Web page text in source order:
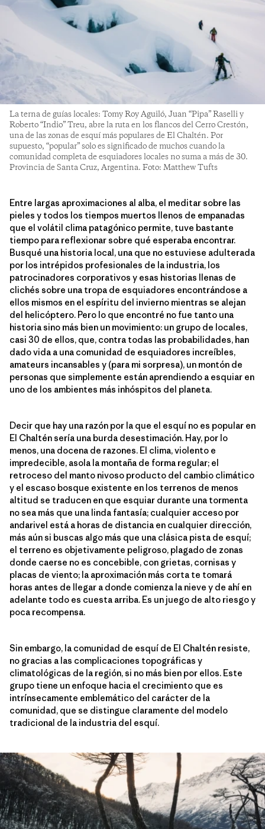
La terna de guías locales: Tomy Roy Aguiló, Juan “Pipa” Raselli y
Roberto “Indio” Treu, abre la ruta en los flancos del Cerro Crestón,
una de las zonas de esquí más populares de El Chaltén. Por
supuesto, “popular” solo es significado de muchos cuando la
comunidad completa de esquiadores locales no suma a más de 30.
Provincia de Santa Cruz, Argentina. Foto: Matthew Tufts
Entre largas aproximaciones al alba, el meditar sobre las
pieles y todos los tiempos muertos llenos de empanadas
que el volátil clima patagónico permite, tuve bastante
tiempo para reflexionar sobre qué esperaba encontrar.
Busqué una historia local, una que no estuviese adulterada
por los intrépidos profesionales de la industria, los
patrocinadores corporativos y esas historias llenas de
clichés sobre una tropa de esquiadores encontrándose a
ellos mismos en el espíritu del invierno mientras se alejan
del helicóptero. Pero lo que encontré no fue tanto una
historia sino más bien un movimiento: un grupo de locales,
casi 30 de ellos, que, contra todas las probabilidades, han
dado vida a una comunidad de esquiadores increíbles,
amateurs incansables y (para mi sorpresa), un montón de
personas que simplemente están aprendiendo a esquiar en
uno de los ambientes más inhóspitos del planeta.
Decir que hay una razón por la que el esquí no es popular en
El Chaltén sería una burda desestimación. Hay, por lo
menos, una docena de razones. El clima, violento e
impredecible, asola la montaña de forma regular; el
retroceso del manto nivoso producto del cambio climático
y el escaso bosque existente en los terrenos de menos
altitud se traducen en que esquiar durante una tormenta
no sea más que una linda fantasía; cualquier acceso por
andarivel está a horas de distancia en cualquier dirección,
más aún si buscas algo más que una clásica pista de esquí;
el terreno es objetivamente peligroso, plagado de zonas
donde caerse no es concebible, con grietas, cornisas y
placas de viento; la aproximación más corta te tomará
horas antes de llegar a donde comienza la nieve y de ahí en
adelante todo es cuesta arriba. Es un juego de alto riesgo y
poca recompensa.
Sin embargo, la comunidad de esquí de El Chaltén resiste,
no gracias a las complicaciones topográficas y
climatológicas de la región, si no más bien por ellos. Este
grupo tiene un enfoque hacia el crecimiento que es
intrínsecamente emblemático del carácter de la
comunidad, que se distingue claramente del modelo
tradicional de la industria del esquí.